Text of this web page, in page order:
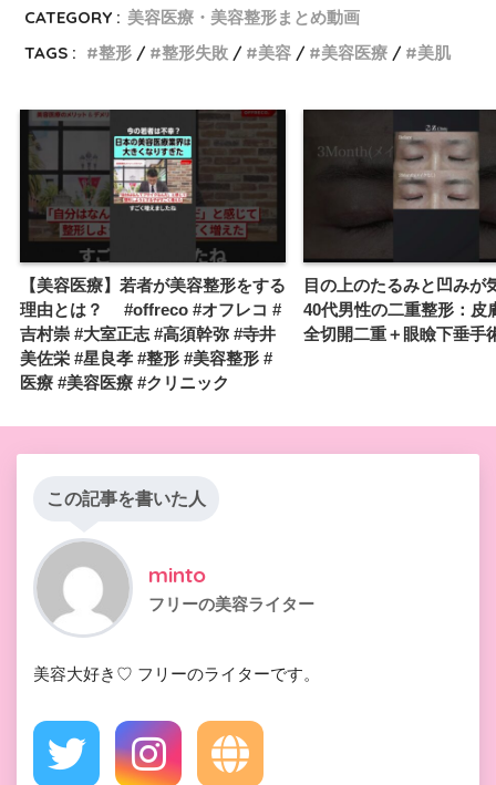
CATEGORY : 美容医療・美容整形まとめ動画
TAGS :
整形 整形失敗 美容 美容医療 美肌
【美容医療】若者が美容整形をする
理由とは？ #offreco #オフレコ #
吉村崇 #大室正志 #高須幹弥 #寺井
美佐栄 #星良孝 #整形 #美容整形 #
医療 #美容医療 #クリニック
目の上のたるみと凹みが
40代男性の二重整形：皮
全切開二重＋眼瞼下垂手
この記事を書いた人
minto
フリーの美容ライター
美容大好き♡ フリーのライターです。